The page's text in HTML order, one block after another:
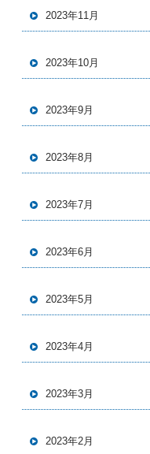
2023年11月
2023年10月
2023年9月
2023年8月
2023年7月
2023年6月
2023年5月
2023年4月
2023年3月
2023年2月